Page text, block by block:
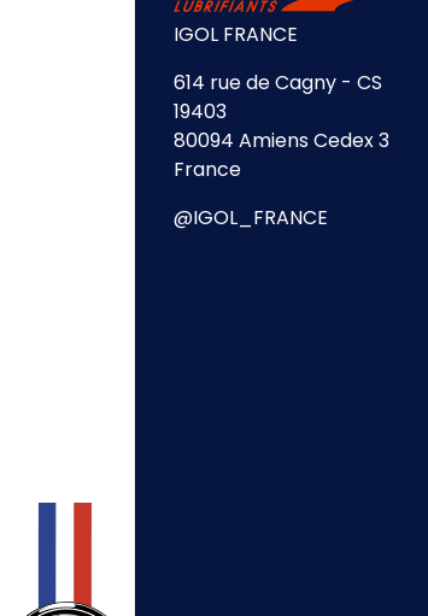
IGOL FRANCE
614 rue de Cagny - CS
19403
80094 Amiens Cedex 3
France
@IGOL_FRANCE